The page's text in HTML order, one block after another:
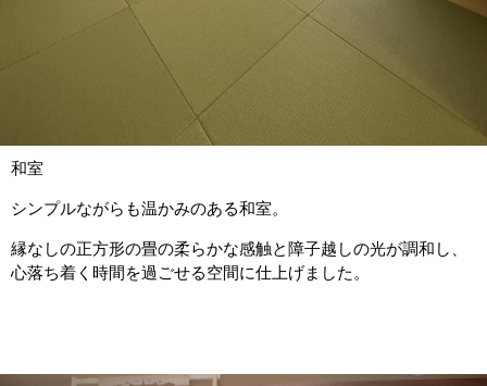
和室
シンプルながらも温かみのある和室。
縁なしの正方形の畳の柔らかな感触と障子越しの光が調和し、
心落ち着く時間を過ごせる空間に仕上げました。